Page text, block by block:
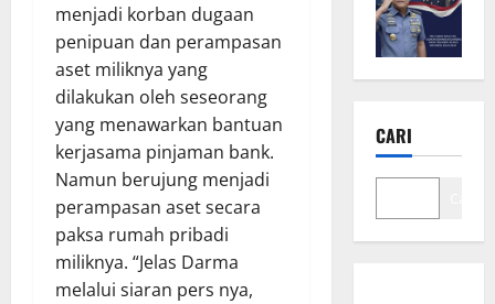
menjadi korban dugaan
penipuan dan perampasan
aset miliknya yang
dilakukan oleh seseorang
yang menawarkan bantuan
kerjasama pinjaman bank.
Namun berujung menjadi
perampasan aset secara
paksa rumah pribadi
miliknya. “Jelas Darma
melalui siaran pers nya,
CARI